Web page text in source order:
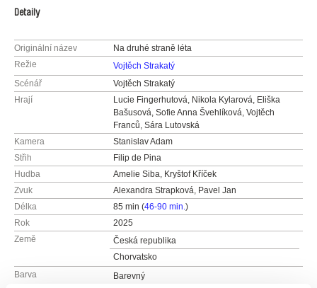
Detaily
Originální název
Na druhé straně léta
Režie
Vojtěch Strakatý
Scénář
Vojtěch Strakatý
Hrají
Lucie Fingerhutová, Nikola Kylarová, Eliška
Bašusová, Sofie Anna Švehlíková, Vojtěch
Franců, Sára Lutovská
Kamera
Stanislav Adam
Střih
Filip de Pina
Hudba
Amelie Siba, Kryštof Kříček
Zvuk
Alexandra Strapková, Pavel Jan
Délka
85 min (46-90 min.)
Rok
2025
Země
Česká republika
Chorvatsko
Barva
Barevný